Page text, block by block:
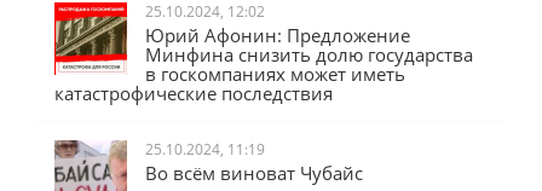
25.10.2024, 12:02
Юрий Афонин: Предложение
Минфина снизить долю государства
в госкомпаниях может иметь
катастрофические последствия
25.10.2024, 11:19
Во всём виноват Чубайс